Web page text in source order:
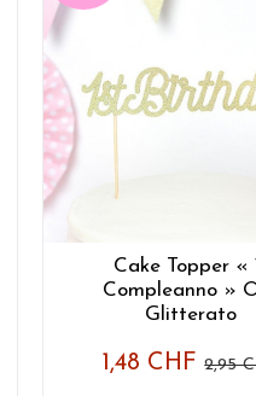
Cake Topper «
Compleanno »
Glitterato
1,48 CHF2,95